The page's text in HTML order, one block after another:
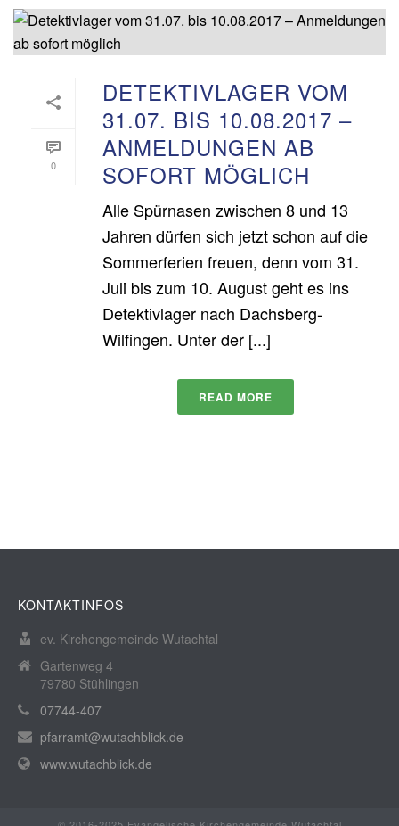
0
DETEKTIVLAGER VOM
31.07. BIS 10.08.2017 –
ANMELDUNGEN AB
SOFORT MÖGLICH
Alle Spürnasen zwischen 8 und 13
Jahren dürfen sich jetzt schon auf die
Sommerferien freuen, denn vom 31.
Juli bis zum 10. August geht es ins
Detektivlager nach Dachsberg-
Wilfingen. Unter der [...]
READ MORE
KONTAKTINFOS
ev. Kirchengemeinde Wutachtal
Gartenweg 4
79780 Stühlingen
07744-407
pfarramt@wutachblick.de
www.wutachblick.de